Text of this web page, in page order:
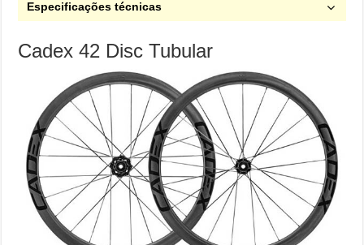
Especificações técnicas
Cadex 42 Disc Tubular